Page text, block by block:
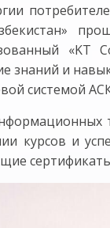
«KT
знаний и
системой
курсов и